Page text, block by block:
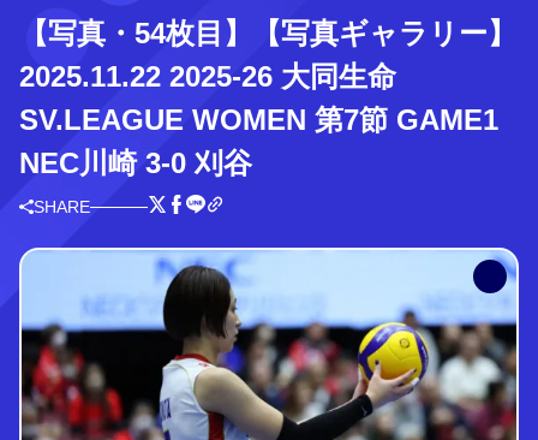
【写真・54枚目】【写真ギャラリー】
2025.11.22 2025-26 大同生命
SV.LEAGUE WOMEN 第7節 GAME1
NEC川崎 3-0 刈谷
SHARE